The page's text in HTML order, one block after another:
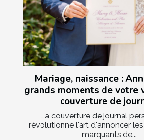
Mariage, naissance :
grands moments de votre
couverture de
La couverture de journal
révolutionne l'art d'annoncer
marquants de...